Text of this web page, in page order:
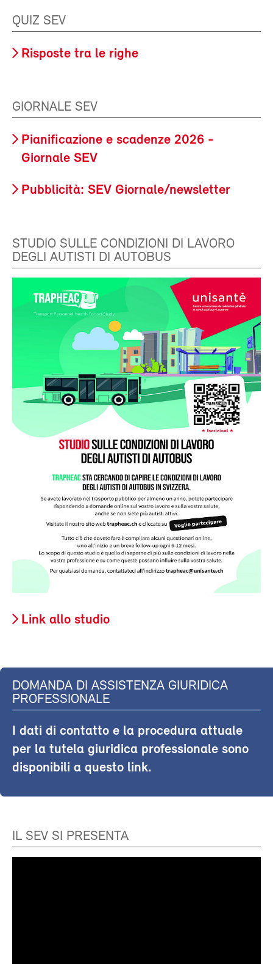
QUIZ SEV
Risposte tra le righe
GIORNALE SEV
Pianificazione e scadenze 2026 -
Giornale SEV
Pubblicità: SEV Giornale/newsletter
STUDIO SULLE CONDIZIONI DI LAVORO
DEGLI AUTISTI DI AUTOBUS
Link allo studio
DOMANDA DI ASSISTENZA GIURIDICA
PROFESSIONALE
I dati di contatto e la procedura attuale
per la tutela giuridica professionale sono
disponibili a questo link.
IL SEV SI PRESENTA